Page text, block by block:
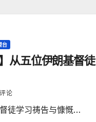
台
从五位伊朗基督徒
论
徒学习祷告与慷慨…